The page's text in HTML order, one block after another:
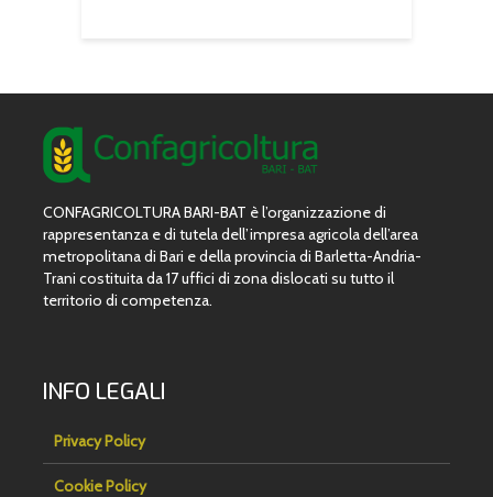
CONFAGRICOLTURA BARI-BAT è l’organizzazione di
rappresentanza e di tutela dell’impresa agricola dell’area
metropolitana di Bari e della provincia di Barletta-Andria-
Trani costituita da 17 uffici di zona dislocati su tutto il
territorio di competenza.
INFO LEGALI
Privacy Policy
Cookie Policy